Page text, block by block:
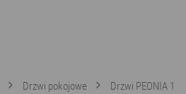
Drzwi pokojowe Drzwi PEONIA 1